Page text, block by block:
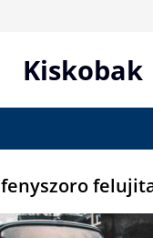
Kiskobak
fenyszoro